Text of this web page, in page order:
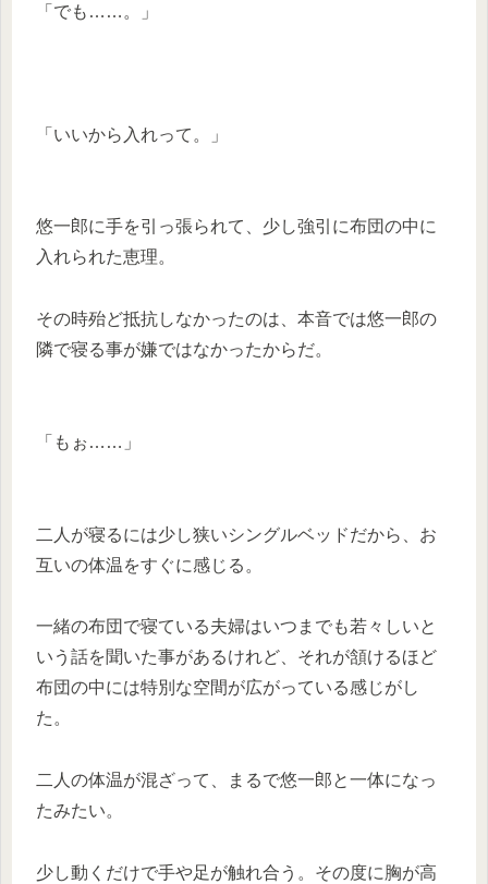
「でも……。」
「いいから入れって。」
悠一郎に手を引っ張られて、少し強引に布団の中に
入れられた恵理。
その時殆ど抵抗しなかったのは、本音では悠一郎の
隣で寝る事が嫌ではなかったからだ。
「もぉ……」
二人が寝るには少し狭いシングルベッドだから、お
互いの体温をすぐに感じる。
一緒の布団で寝ている夫婦はいつまでも若々しいと
いう話を聞いた事があるけれど、それが頷けるほど
布団の中には特別な空間が広がっている感じがし
た。
二人の体温が混ざって、まるで悠一郎と一体になっ
たみたい。
少し動くだけで手や足が触れ合う。その度に胸が高